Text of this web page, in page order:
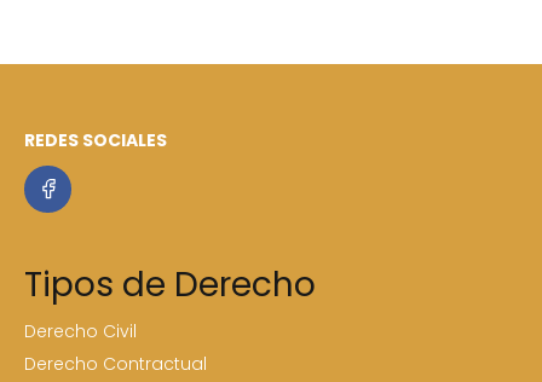
REDES SOCIALES
Tipos de Derecho
Derecho Civil
Derecho Contractual